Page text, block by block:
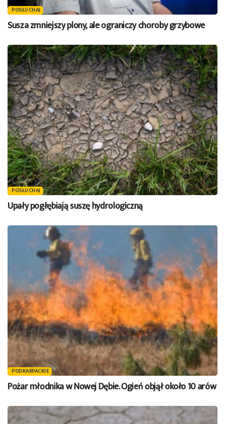
POSŁUCHAJ
Susza zmniejszy plony, ale ograniczy choroby grzybowe
POSŁUCHAJ
Upały pogłębiają suszę hydrologiczną
PODKARPACKIE
Pożar młodnika w Nowej Dębie. Ogień objął około 10 arów